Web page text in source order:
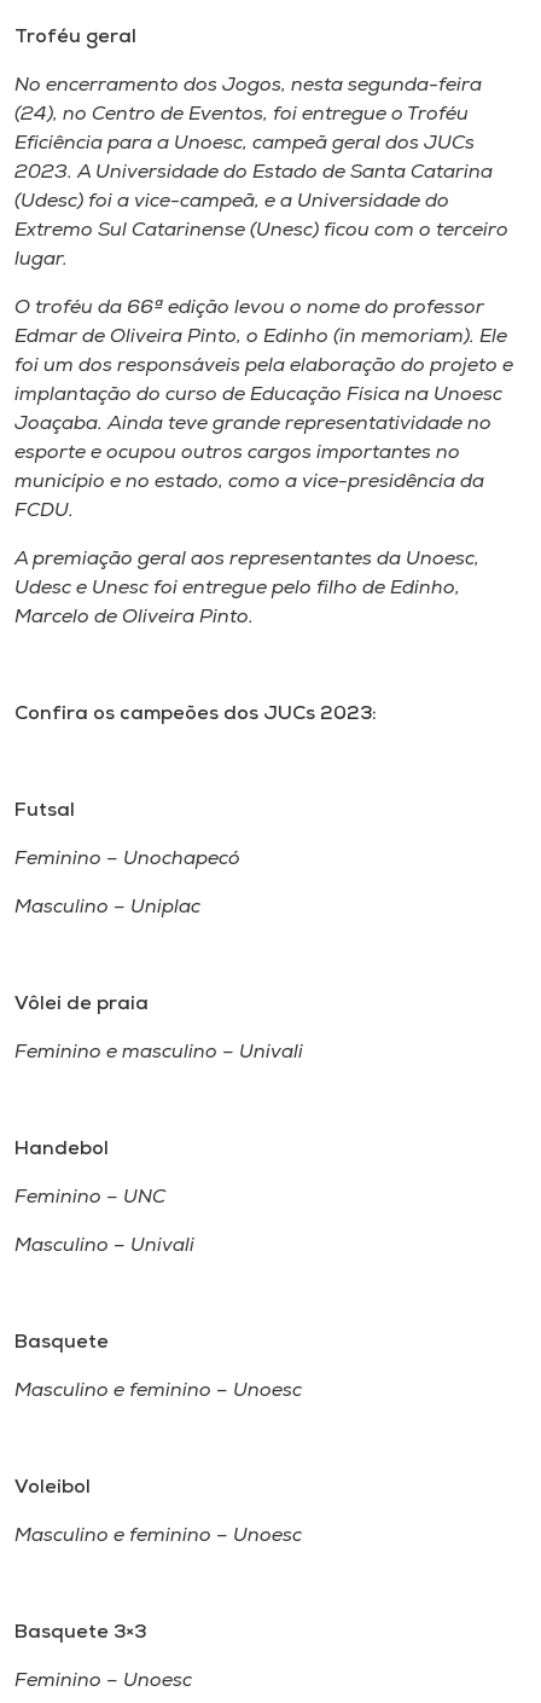
Troféu geral
No encerramento dos Jogos, nesta segunda-feira
(24), no Centro de Eventos, foi entregue o Troféu
Eficiência para a Unoesc, campeã geral dos JUCs
2023. A Universidade do Estado de Santa Catarina
(Udesc) foi a vice-campeã, e a Universidade do
Extremo Sul Catarinense (Unesc) ficou com o terceiro
lugar.
O troféu da 66ª edição levou o nome do professor
Edmar de Oliveira Pinto, o Edinho (in memoriam). Ele
foi um dos responsáveis pela elaboração do projeto e
implantação do curso de Educação Física na Unoesc
Joaçaba. Ainda teve grande representatividade no
esporte e ocupou outros cargos importantes no
município e no estado, como a vice-presidência da
FCDU.
A premiação geral aos representantes da Unoesc,
Udesc e Unesc foi entregue pelo filho de Edinho,
Marcelo de Oliveira Pinto.
Confira os campeões dos JUCs 2023:
Futsal
Feminino – Unochapecó
Masculino – Uniplac
Vôlei de praia
Feminino e masculino – Univali
Handebol
Feminino – UNC
Masculino – Univali
Basquete
Masculino e feminino ­– Unoesc
Voleibol
Masculino e feminino – Unoesc
Basquete 3×3
Feminino – Unoesc